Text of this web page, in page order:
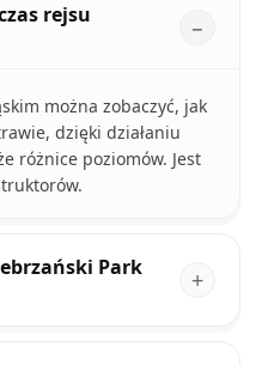
rejsu
można zobaczyć, jak
dzięki działaniu
różnice poziomów. Jest
Park